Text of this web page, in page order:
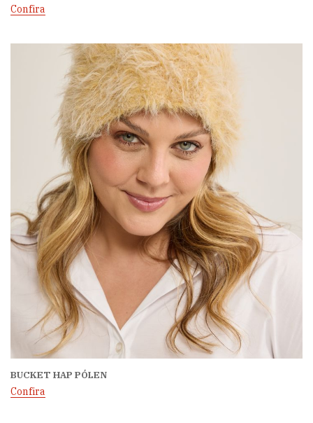
Confira
BUCKET HAP PÓLEN
Confira